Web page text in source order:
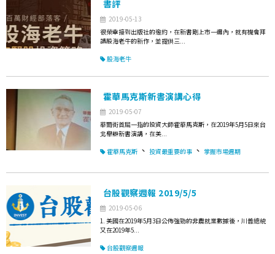
書評
2019-05-13
很榮幸接到出版社的邀約，在新書剛上市一週內，就有機會拜
讀股海老牛的新作，並提供三...
股海老牛
霍華馬克斯新書演講心得
2019-05-07
華爾街首屈一指的投資大師霍華馬克斯，在2019年5月5日來台
北舉辦新書演講，在美...
霍華馬克斯 、 投資最重要的事 、 掌握市場週期
台股觀察週報 2019/5/5
2019-05-06
1. 美國在2019年5月3日公佈強勁的非農就業數據後，川普總統
又在2019年5...
台股觀察週報